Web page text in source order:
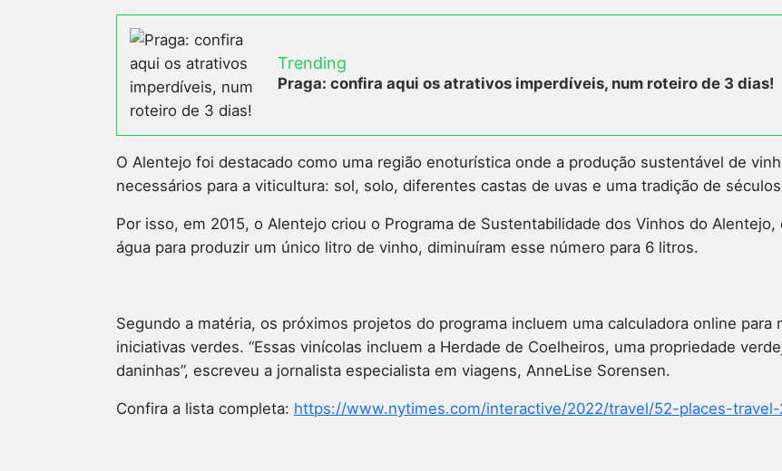
Trending
Praga: confira aqui os atrativos imperdíveis, num roteiro de 3 dias!
O Alentejo foi destacado como uma região enoturística onde a produção sustentável de
necessários para a viticultura: sol, solo, diferentes castas de uvas e uma tradição de
Por isso, em 2015, o Alentejo criou o Programa de Sustentabilidade dos Vinhos do
água para produzir um único litro de vinho, diminuíram esse número para 6 litros.
Segundo a matéria, os próximos projetos do programa incluem uma calculadora online
iniciativas verdes. “Essas vinícolas incluem a Herdade de Coelheiros, uma propriedade
daninhas”, escreveu a jornalista especialista em viagens, AnneLise Sorensen.
Confira a lista completa: https://www.nytimes.com/interactive/2022/travel/52-places-